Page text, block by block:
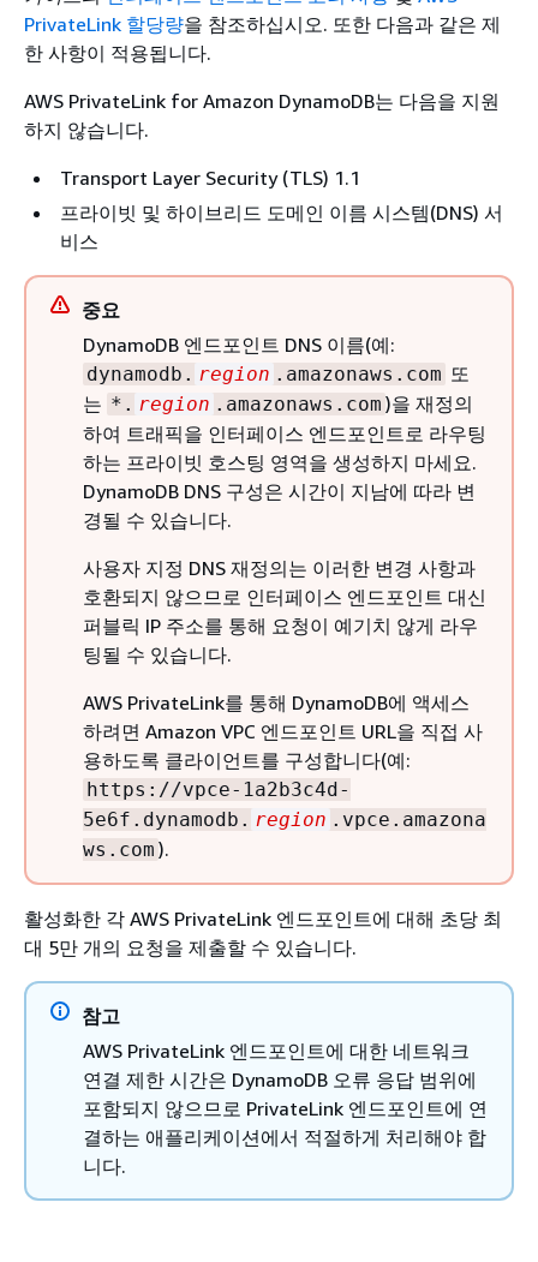
PrivateLink 할당량을 참조하십시오. 또한 다음과 같은 제
한 사항이 적용됩니다.
AWS PrivateLink for Amazon DynamoDB는 다음을 지원
하지 않습니다.
Transport Layer Security (TLS) 1.1
프라이빗 및 하이브리드 도메인 이름 시스템(DNS) 서
비스
중요
DynamoDB 엔드포인트 DNS 이름(예:
dynamodb. region .amazonaws.com 또
는 *. region .amazonaws.com )을 재정의
하여 트래픽을 인터페이스 엔드포인트로 라우팅
하는 프라이빗 호스팅 영역을 생성하지 마세요.
DynamoDB DNS 구성은 시간이 지남에 따라 변
경될 수 있습니다.
사용자 지정 DNS 재정의는 이러한 변경 사항과
호환되지 않으므로 인터페이스 엔드포인트 대신
퍼블릭 IP 주소를 통해 요청이 예기치 않게 라우
팅될 수 있습니다.
AWS PrivateLink를 통해 DynamoDB에 액세스
하려면 Amazon VPC 엔드포인트 URL을 직접 사
용하도록 클라이언트를 구성합니다(예:
https://vpce-1a2b3c4d-
5e6f.dynamodb. region .vpce.amazona
ws.com ).
활성화한 각 AWS PrivateLink 엔드포인트에 대해 초당 최
대 5만 개의 요청을 제출할 수 있습니다.
참고
AWS PrivateLink 엔드포인트에 대한 네트워크
연결 제한 시간은 DynamoDB 오류 응답 범위에
포함되지 않으므로 PrivateLink 엔드포인트에 연
결하는 애플리케이션에서 적절하게 처리해야 합
니다.